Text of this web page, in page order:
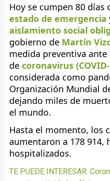
Hoy se cumpen 80 días
estado de emergencia
aislamiento social
gobierno de Martín
medida preventiva
decoronavirus
considerada como
Organización Mundial
dejando miles de
el mundo.
Hasta el momento, los
aumentaron a 178 914,
hospitalizados.
TE PUEDE INTERESAR: